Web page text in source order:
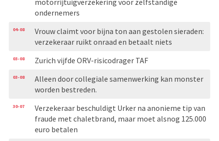
motorrijtuigverzekering voor zelfstandige
ondernemers
04-08
Vrouw claimt voor bijna ton aan gestolen sieraden:
verzekeraar ruikt onraad en betaalt niets
03-08 Zurich vijfde ORV-risicodrager TAF
03-08
Alleen door collegiale samenwerking kan monster
worden bestreden.
30-07
Verzekeraar beschuldigt Urker na anonieme tip van
fraude met chaletbrand, maar moet alsnog 125.000
euro betalen